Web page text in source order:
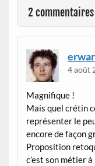
2 commentaires
4 août
Magnifique !
Mais quel crétin
représenter le
encore de façon
Proposition
c’est son métier